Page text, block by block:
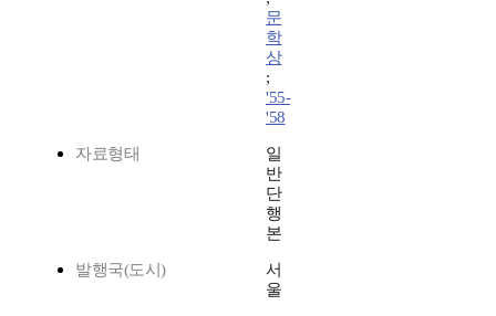
문
학
상
;
'55-
'58
자료형태
일
반
단
행
본
발행국(도시)
서
울